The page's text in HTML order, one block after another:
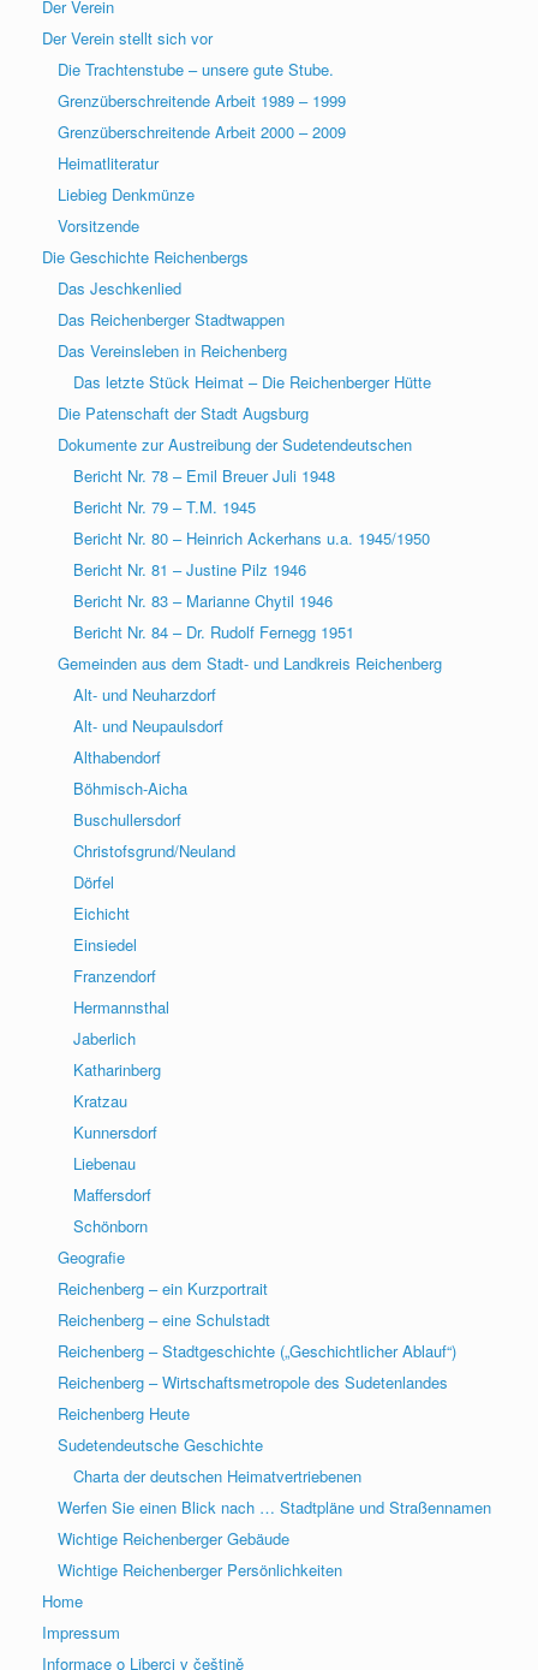
Der Verein
Der Verein stellt sich vor
Die Trachtenstube – unsere gute Stube.
Grenzüberschreitende Arbeit 1989 – 1999
Grenzüberschreitende Arbeit 2000 – 2009
Heimatliteratur
Liebieg Denkmünze
Vorsitzende
Die Geschichte Reichenbergs
Das Jeschkenlied
Das Reichenberger Stadtwappen
Das Vereinsleben in Reichenberg
Das letzte Stück Heimat – Die Reichenberger Hütte
Die Patenschaft der Stadt Augsburg
Dokumente zur Austreibung der Sudetendeutschen
Bericht Nr. 78 – Emil Breuer Juli 1948
Bericht Nr. 79 – T.M. 1945
Bericht Nr. 80 – Heinrich Ackerhans u.a. 1945/1950
Bericht Nr. 81 – Justine Pilz 1946
Bericht Nr. 83 – Marianne Chytil 1946
Bericht Nr. 84 – Dr. Rudolf Fernegg 1951
Gemeinden aus dem Stadt- und Landkreis Reichenberg
Alt- und Neuharzdorf
Alt- und Neupaulsdorf
Althabendorf
Böhmisch-Aicha
Buschullersdorf
Christofsgrund/Neuland
Dörfel
Eichicht
Einsiedel
Franzendorf
Hermannsthal
Jaberlich
Katharinberg
Kratzau
Kunnersdorf
Liebenau
Maffersdorf
Schönborn
Geografie
Reichenberg – ein Kurzportrait
Reichenberg – eine Schulstadt
Reichenberg – Stadtgeschichte („Geschichtlicher Ablauf“)
Reichenberg – Wirtschaftsmetropole des Sudetenlandes
Reichenberg Heute
Sudetendeutsche Geschichte
Charta der deutschen Heimatvertriebenen
Werfen Sie einen Blick nach … Stadtpläne und Straßennamen
Wichtige Reichenberger Gebäude
Wichtige Reichenberger Persönlichkeiten
Home
Impressum
Informace o Liberci v češtině